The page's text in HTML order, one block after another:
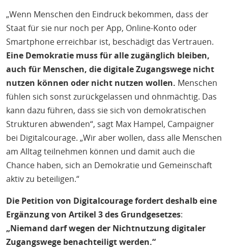
„Wenn Menschen den Eindruck bekommen, dass der
Staat für sie nur noch per App, Online-Konto oder
Smartphone erreichbar ist, beschädigt das Vertrauen.
Eine Demokratie muss für alle zugänglich bleiben,
auch für Menschen, die digitale Zugangswege nicht
nutzen können oder nicht nutzen wollen. Menschen
fühlen sich sonst zurückgelassen und ohnmächtig. Das
kann dazu führen, dass sie sich von demokratischen
Strukturen abwenden“, sagt Max Hampel, Campaigner
bei Digitalcourage. „Wir aber wollen, dass alle Menschen
am Alltag teilnehmen können und damit auch die
Chance haben, sich an Demokratie und Gemeinschaft
aktiv zu beteiligen.“
Die Petition von Digitalcourage fordert deshalb eine
Ergänzung von Artikel 3 des Grundgesetzes:
„Niemand darf wegen der Nichtnutzung digitaler
Zugangswege benachteiligt werden.“